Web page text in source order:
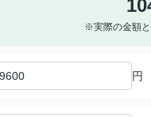
※実際の金額と
円